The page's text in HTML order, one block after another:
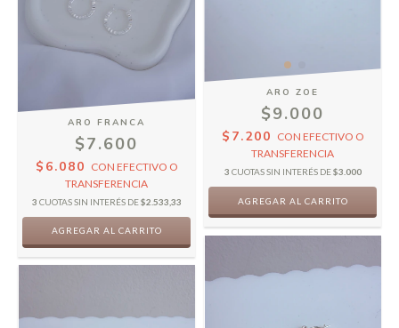
ARO FRANCA
$7.600
$6.080 CON EFECTIVO O
TRANSFERENCIA
3 CUOTAS SIN INTERÉS DE$2.533,33
AGREGAR AL CARRITO
ARO ZOE
$9.000
$7.200 CON EFECTIVO O
TRANSFERENCIA
3 CUOTAS SIN INTERÉS DE$3.000